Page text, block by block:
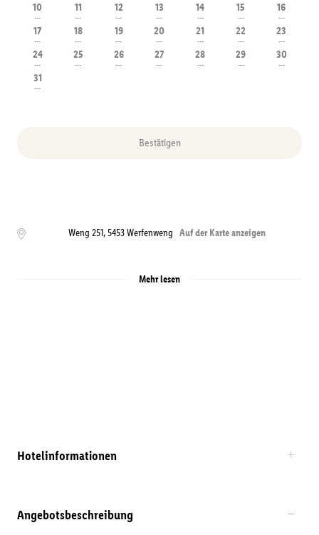
10
---
11
---
12
---
13
---
14
---
15
---
16
---
17
---
18
---
19
---
20
---
21
---
22
---
23
---
24
---
25
---
26
---
27
---
28
---
29
---
30
---
31
---
Bestätigen
Weng 251,5453Werfenweng Auf der Karte anzeigen
Mehr lesen
Hotelinformationen
Angebotsbeschreibung